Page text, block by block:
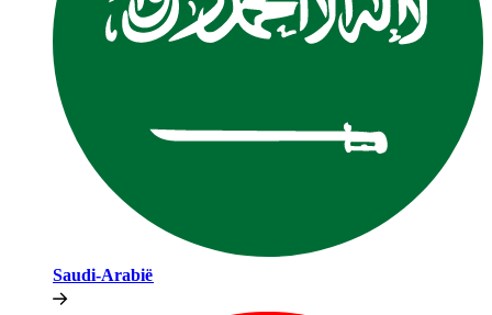
Saudi-Arabië​​